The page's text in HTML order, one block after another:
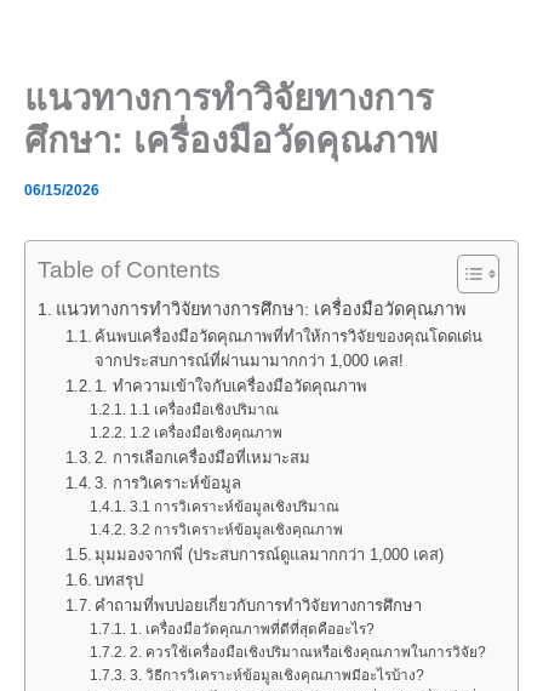
แนวทางการทำวิจัยทางการ
ศึกษา: เครื่องมือวัดคุณภาพ
06/15/2026
Table of Contents
แนวทางการทำวิจัยทางการศึกษา: เครื่องมือวัดคุณภาพ
ค้นพบเครื่องมือวัดคุณภาพที่ทำให้การวิจัยของคุณโดดเด่น
จากประสบการณ์ที่ผ่านมามากกว่า 1,000 เคส!
1. ทำความเข้าใจกับเครื่องมือวัดคุณภาพ
1.1 เครื่องมือเชิงปริมาณ
1.2 เครื่องมือเชิงคุณภาพ
2. การเลือกเครื่องมือที่เหมาะสม
3. การวิเคราะห์ข้อมูล
3.1 การวิเคราะห์ข้อมูลเชิงปริมาณ
3.2 การวิเคราะห์ข้อมูลเชิงคุณภาพ
มุมมองจากพี่ (ประสบการณ์ดูแลมากกว่า 1,000 เคส)
บทสรุป
คำถามที่พบบ่อยเกี่ยวกับการทำวิจัยทางการศึกษา
1. เครื่องมือวัดคุณภาพที่ดีที่สุดคืออะไร?
2. ควรใช้เครื่องมือเชิงปริมาณหรือเชิงคุณภาพในการวิจัย?
3. วิธีการวิเคราะห์ข้อมูลเชิงคุณภาพมีอะไรบ้าง?